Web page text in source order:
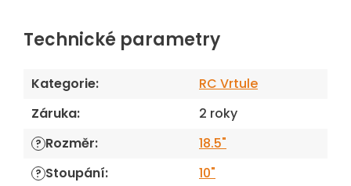
Technické parametry
Kategorie:
RC Vrtule
Záruka: 2 roky
? Rozměr: 18.5"
? Stoupání:
10"